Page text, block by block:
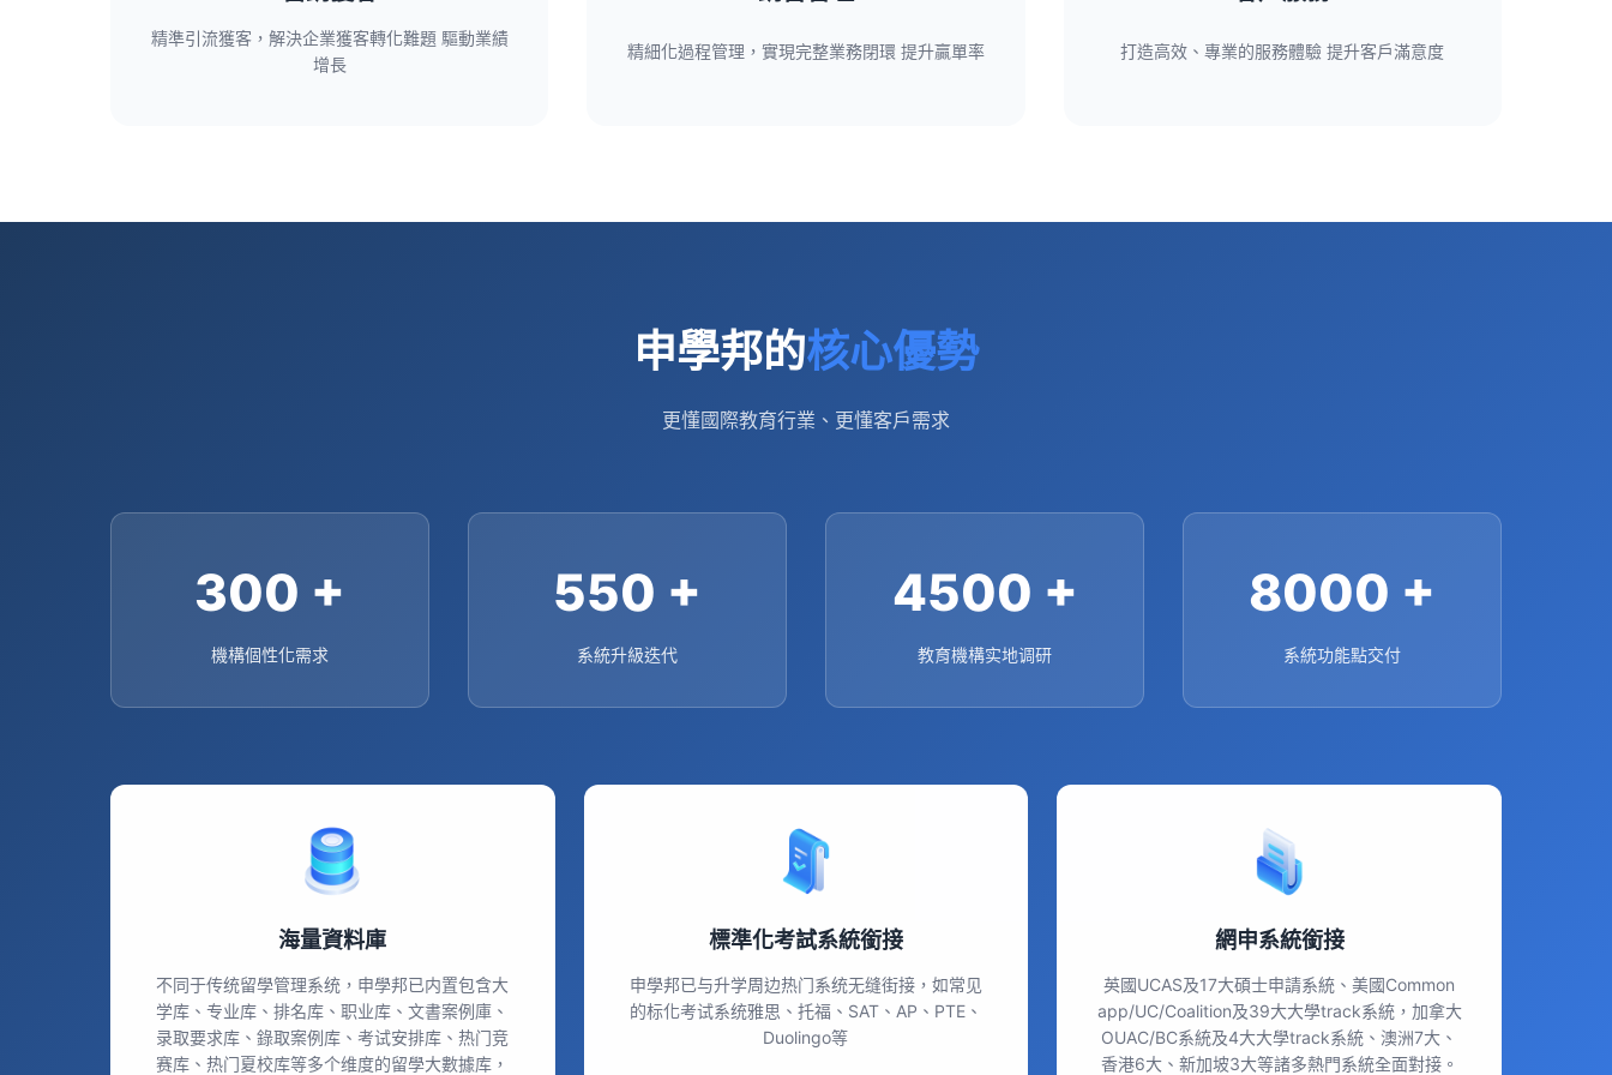
精準引流獲客，解決企業獲客轉化難題 驅動業績
增長
精細化過程管理，實現完整業務閉環 提升贏單率 打造高效、專業的服務體驗 提升客戶滿意度
申學邦的核心優勢
更懂國際教育行業、更懂客戶需求
300 +
機構個性化需求
550 +
系統升級迭代
4500 +
教育機構实地调研
8000 +
系統功能點交付
海量資料庫
不同于传统留學管理系统，申學邦已内置包含大
学库、专业库、排名库、职业库、文書案例庫、
录取要求库、錄取案例库、考试安排库、热门竞
赛库、热门夏校库等多个维度的留學大數據库，
標準化考試系統銜接
申學邦已与升学周边热门系统无缝街接，如常见
的标化考试系统雅思、托福、SAT、AP、PTE、
Duolingo等
網申系統銜接
英國UCAS及17大碩士申請系統、美國Common
app/UC/Coalition及39大大學track系統，加拿大
OUAC/BC系統及4大大學track系統、澳洲7大、
香港6大、新加坡3大等諸多熱門系統全面對接。